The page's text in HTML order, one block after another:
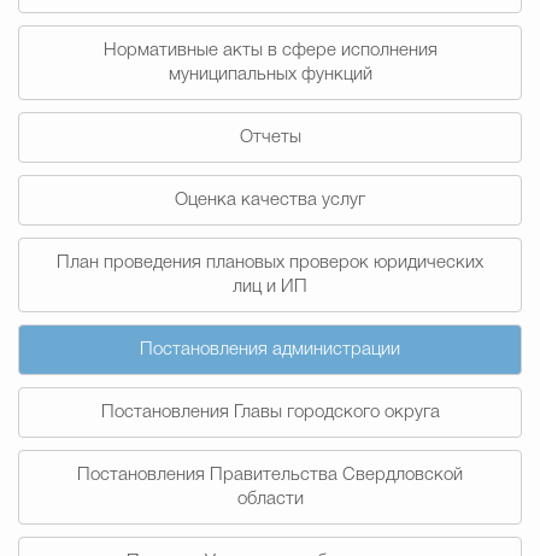
Новости Обращения граждан
Противодействие
Муниципальные
Нормативные акты в сфере исполнения
муниципальных функций
Отчеты
Оценка качества услуг
План проведения плановых проверок юридических
лиц и ИП
Постановления администрации
Постановления Главы городского округа
Постановления Правительства Свердловской
области